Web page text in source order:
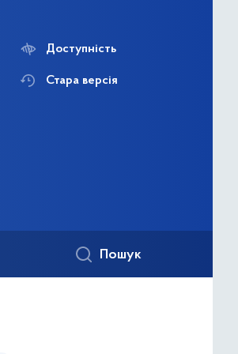
Доступність
Стара версія
Пошук